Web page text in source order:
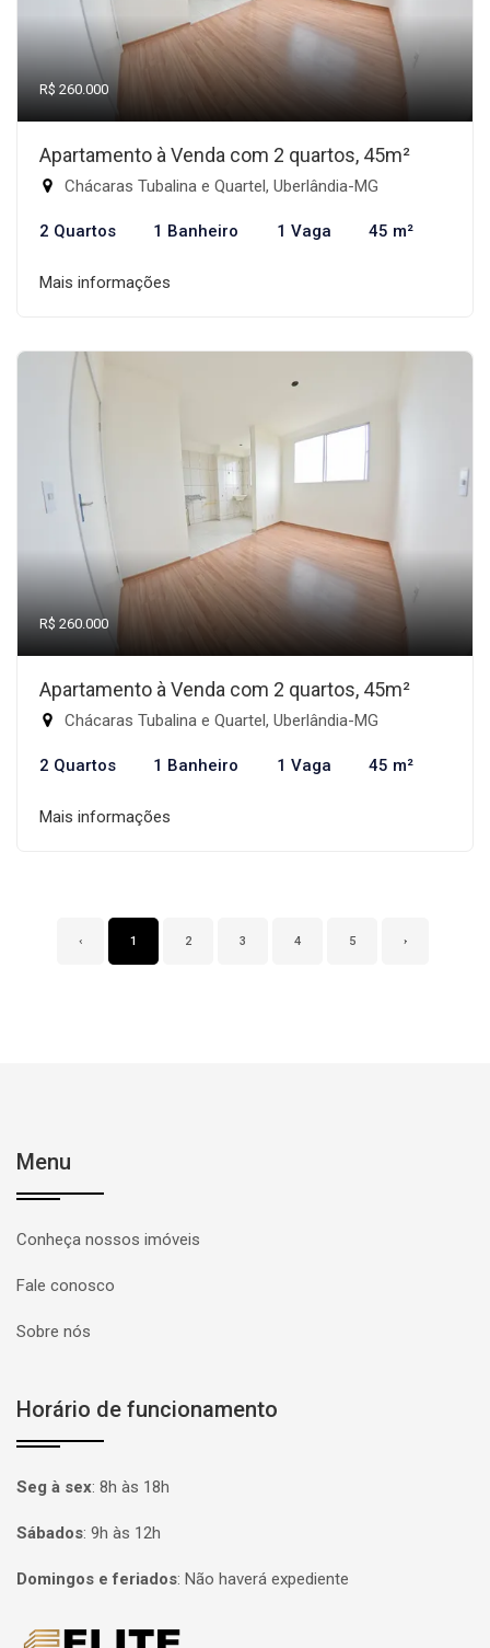
R$ 260.000
Apartamento à Venda com 2 quartos, 45m²
Chácaras Tubalina e Quartel, Uberlândia-MG
2 Quartos 1 Banheiro 1 Vaga 45 m²
Mais informações
R$ 260.000
Apartamento à Venda com 2 quartos, 45m²
Chácaras Tubalina e Quartel, Uberlândia-MG
2 Quartos 1 Banheiro 1 Vaga 45 m²
Mais informações
‹ 1 2 3 4 5 ›
Menu
Conheça nossos imóveis
Fale conosco
Sobre nós
Horário de funcionamento
Seg à sex: 8h às 18h
Sábados: 9h às 12h
Domingos e feriados: Não haverá expediente